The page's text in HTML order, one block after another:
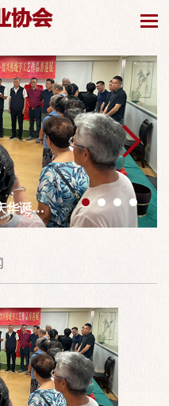
协会
华诞
圆满举